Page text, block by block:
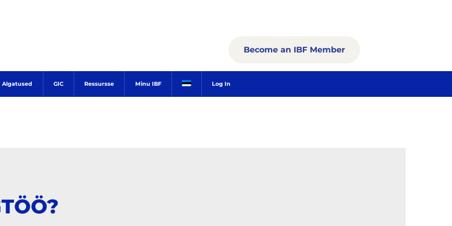
Algatused GIC Ressursse Minu IBF Log In
Become an IBF Member